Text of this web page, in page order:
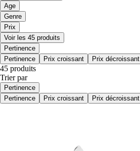
Age
Genre
Prix
Voir les 45 produits
Pertinence
Pertinence
Prix croissant Prix décroissant
45 produits
Trier par
Pertinence
Pertinence
Prix croissant Prix décroissant